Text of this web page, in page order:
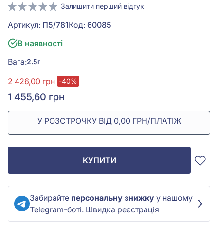
Залишити перший відгук
Артикул: П5/781Код: 60085
В наявності
Вага:2.5г
2 426,00 грн -40%
1 455,60 грн
У РОЗСТРОЧКУ ВІД 0,00 ГРН/ПЛАТІЖ
КУПИТИ
Забирайте персональну знижку у нашому
Telegram-боті. Швидка реєстрація